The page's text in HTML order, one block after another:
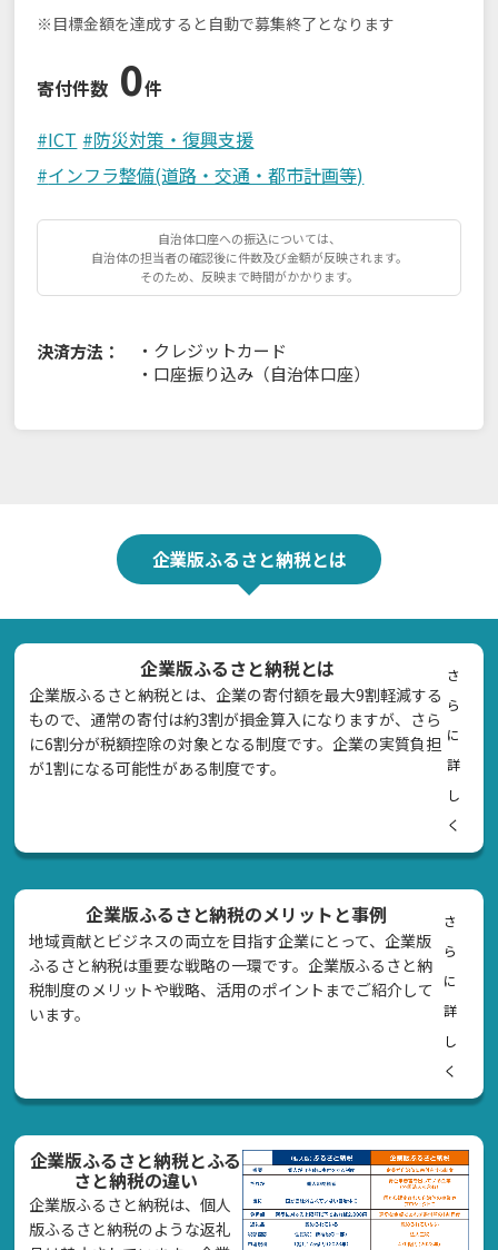
※目標金額を達成すると自動で募集終了となります
寄付件数 0件
#ICT #防災対策・復興支援
#インフラ整備(道路・交通・都市計画等)
自治体口座への振込については、
自治体の担当者の確認後に件数及び金額が反映されます。
そのため、反映まで時間がかかります。
決済方法： ・ クレジットカード
・ 口座振り込み（自治体口座）
企業版ふるさと納税とは
企業版ふるさと納税とは
企業版ふるさと納税とは、企業の寄付額を最大9割軽減する
もので、通常の寄付は約3割が損金算入になりますが、さら
に6割分が税額控除の対象となる制度です。企業の実質負担
が1割になる可能性がある制度です。
さ
ら
に
詳
し
く
企業版ふるさと納税のメリットと事例
地域貢献とビジネスの両立を目指す企業にとって、企業版
ふるさと納税は重要な戦略の一環です。企業版ふるさと納
税制度のメリットや戦略、活用のポイントまでご紹介して
います。
さ
ら
に
詳
し
く
企業版ふるさと納税とふる
さと納税の違い
企業版ふるさと納税は、個人
版ふるさと納税のような返礼